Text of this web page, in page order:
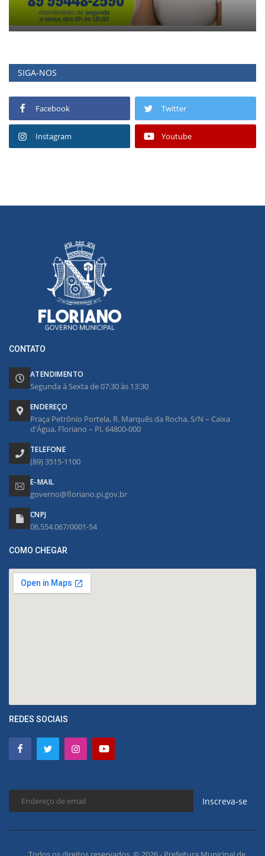
SIGA-NOS
Facebook Twitter
Instagram Youtube
CONTATO
ATENDIMENTO
Segunda à Sexta de 07:30 às 13:30
ENDEREÇO
Praça Petrônio Portela, R. Marquês da Rocha, S/N – Caixa
d'Água, Floriano – PI, 64800-000
TELEFONE
(89) 3515-1100
E-MAIL
governo@floriano.pi.gov.br
CNPJ
06.554.067/0001-54
COMO CHEGAR
REDES SOCIAIS
Inscreva-se